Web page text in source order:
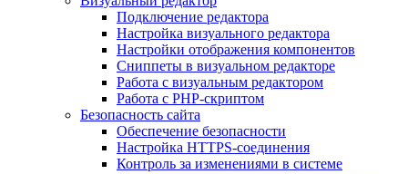
Подключение редактора
Настройка визуального редактора
Настройки отображения компонентов
Сниппеты в визуальном редакторе
Работа с визуальным редактором
Работа с PHP-скриптом
Безопасность сайта
Обеспечение безопасности
Настройка HTTPS-соединения
Контроль за изменениями в системе